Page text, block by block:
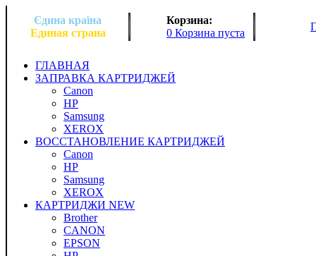
Єдина країна
Единая страна
Корзина:
0 Корзина пуста
ГЛАВНАЯ
ЗАПРАВКА КАРТРИДЖЕЙ
Canon
HP
Samsung
XEROX
ВОССТАНОВЛЕНИЕ КАРТРИДЖЕЙ
Canon
HP
Samsung
XEROX
КАРТРИДЖИ NEW
Brother
CANON
EPSON